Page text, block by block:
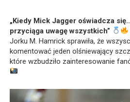
„Kiedy Mick Jagger oświadcza
przyciąga uwagę wszystkich”
Jorku M. Hamrick sprawiła, że
komentować jeden olśniewający
które wzbudziło zainteresowanie